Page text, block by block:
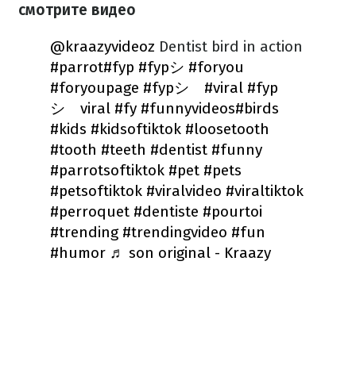
смотрите видео
@kraazyvideoz Dentist bird in action
#parrot#fyp #fypシ #foryou
#foryoupage #fypシ゚ #viral #fyp
シ゚viral #fy #funnyvideos#birds
#kids #kidsoftiktok #loosetooth
#tooth #teeth #dentist #funny
#parrotsoftiktok #pet #pets
#petsoftiktok #viralvideo #viraltiktok
#perroquet #dentiste #pourtoi
#trending #trendingvideo #fun
#humor ♬ son original - Kraazy